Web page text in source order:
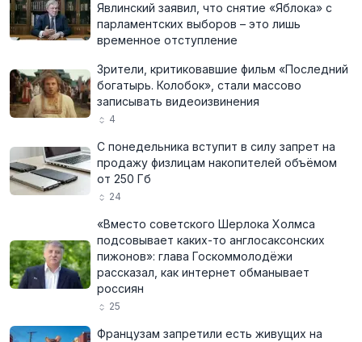
Явлинский заявил, что снятие «Яблока» с
парламентских выборов – это лишь
временное отступление
Зрители, критиковавшие фильм «Последний
богатырь. Колобок», стали массово
записывать видеоизвинения
4
С понедельника вступит в силу запрет на
продажу физлицам накопителей объёмом
от 250 Гб
24
«Вместо советского Шерлока Холмса
подсовывает каких-то англосаксонских
пижонов»: глава Госкоммолодёжи
рассказал, как интернет обманывает
россиян
25
Французам запретили есть живущих на